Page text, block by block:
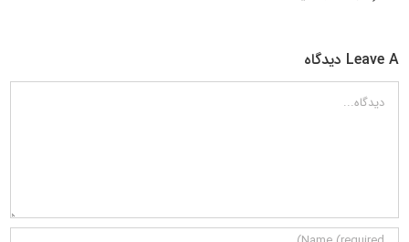
Leave A دیدگاه
دیدگاه